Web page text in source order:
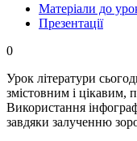
Матеріали до
Презентації
0
Урок літератури
змістовним і цікавим,
Використання
завдяки залученню